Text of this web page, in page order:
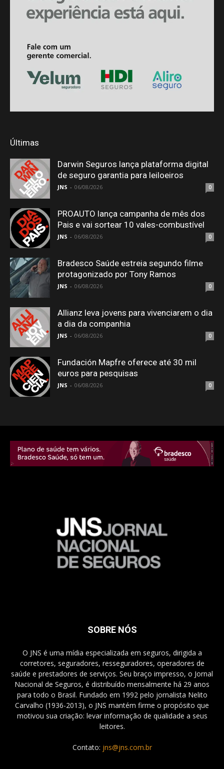
Últimas
Darwin Seguros lança plataforma digital
de seguro garantia para leiloeiros
JNS - 06/08/2026 0
PROAUTO lança campanha de mês dos
Pais e vai sortear 10 vales-combustível
JNS - 06/08/2026 0
Bradesco Saúde estreia segundo filme
protagonizado por Tony Ramos
JNS - 06/08/2026 0
Allianz leva jovens para vivenciarem o dia
a dia da companhia
JNS - 06/08/2026 0
Fundación Mapfre oferece até 30 mil
euros para pesquisas
JNS - 06/08/2026 0
SOBRE NÓS
O JNS é uma mídia especializada em seguros, dirigida a
corretores, seguradores, resseguradores, operadores de
saúde e prestadores de serviços. Seu braço impresso, o Jornal
Nacional de Seguros, é distribuído mensalmente há 29 anos
para todo o Brasil. Fundado em 1992 pelo jornalista Nelito
Carvalho (1936-2013), o JNS mantém firme o propósito que
motivou sua criação: levar informação de qualidade a seus
leitores.
Contato: jns@jns.com.br